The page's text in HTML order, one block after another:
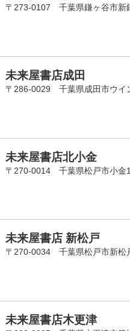
〒273-0107 千葉県鎌ヶ谷市新
未来屋書店成田
〒286-0029 千葉県成田市ウイ
未来屋書店北小金
〒270-0014 千葉県松戸市小金
未来屋書店 新松戸
〒270-0034 千葉県松戸市新松
未来屋書店木更津